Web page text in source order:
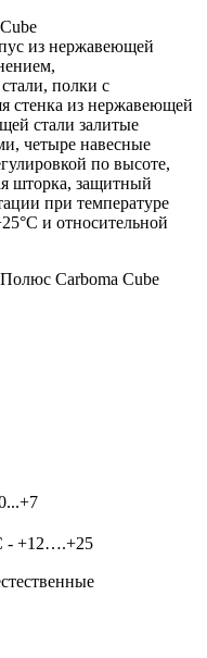
из нержавеющей
полки с
стенка из нержавеющей
стали залитые
четыре навесные
по высоте,
шторка, защитный
при температуре
и относительной
Carboma Cube
- +12….+25